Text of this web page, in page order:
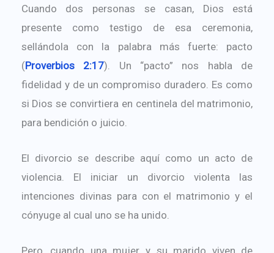
Cuando dos personas se casan, Dios está
presente como testigo de esa ceremonia,
sellándola con la palabra más fuerte: pacto
(Proverbios 2:17). Un “pacto” nos habla de
fidelidad y de un compromiso duradero. Es como
si Dios se convirtiera en centinela del matrimonio,
para bendición o juicio.
El divorcio se describe aquí como un acto de
violencia. El iniciar un divorcio violenta las
intenciones divinas para con el matrimonio y el
cónyuge al cual uno se ha unido.
Pero, cuando una mujer y su marido viven de